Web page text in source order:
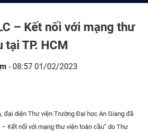
– Kết nối với mạng thư
tại TP. HCM
- 08:57 01/02/2023
đại diện Thư viện Trường Đại học An Giang đã
– Kết nối với mạng thư viện toàn cầu” do Thư